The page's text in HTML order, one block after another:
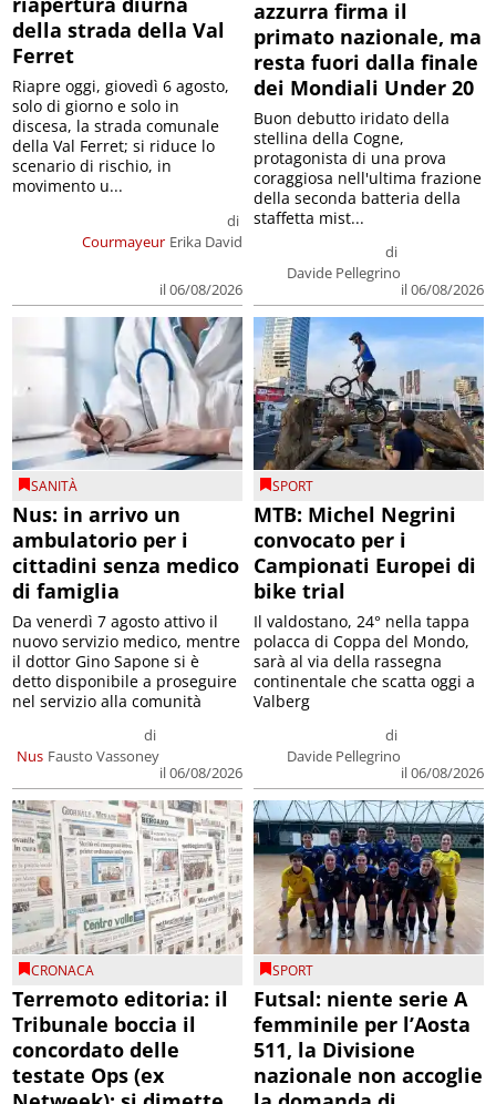
della strada della Val
Ferret
Courmayeur
di
Erika David
il 06/08/2026
Riapre oggi, giovedì 6 agosto,
solo di giorno e solo in
discesa, la strada comunale
della Val Ferret; si riduce lo
scenario di rischio, in
movimento u...
azzurra firma il
primato nazionale, ma
resta fuori dalla finale
dei Mondiali Under 20
di
Davide Pellegrino
il 06/08/2026
Buon debutto iridato della
stellina della Cogne,
protagonista di una prova
coraggiosa nell'ultima frazione
della seconda batteria della
staffetta mist...
SANITÀ
Nus: in arrivo un
ambulatorio per i
cittadini senza medico
di famiglia
Nus
di
Fausto Vassoney
il 06/08/2026
Da venerdì 7 agosto attivo il
nuovo servizio medico, mentre
il dottor Gino Sapone si è
detto disponibile a proseguire
nel servizio alla comunità
SPORT
MTB: Michel Negrini
convocato per i
Campionati Europei di
bike trial
di
Davide Pellegrino
il 06/08/2026
Il valdostano, 24° nella tappa
polacca di Coppa del Mondo,
sarà al via della rassegna
continentale che scatta oggi a
Valberg
CRONACA
Terremoto editoria: il
Tribunale boccia il
concordato delle
testate Ops (ex
SPORT
Futsal: niente serie A
femminile per l’Aosta
511, la Divisione
nazionale non accoglie